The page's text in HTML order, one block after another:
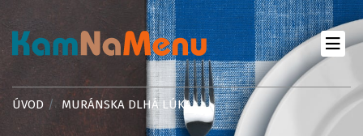
ÚVOD MURÁNSKA DLHÁ LÚKA